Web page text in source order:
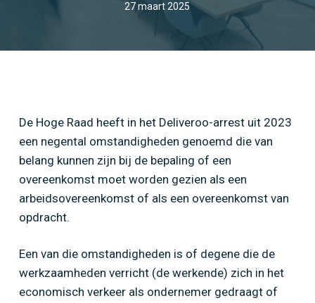
27 maart 2025
Home»Schijnzelfstandigheid: (extern)
ondernemerschap
De Hoge Raad heeft in het Deliveroo-arrest uit 2023
een negental omstandigheden genoemd die van
belang kunnen zijn bij de bepaling of een
overeenkomst moet worden gezien als een
arbeidsovereenkomst of als een overeenkomst van
opdracht.
Een van die omstandigheden is of degene die de
werkzaamheden verricht (de werkende) zich in het
economisch verkeer als ondernemer gedraagt of